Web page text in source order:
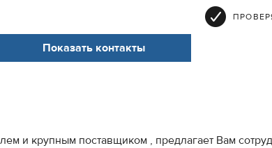
Показать контакты
и крупным поставщико­­м , предлагает­­­­­­­ Вам